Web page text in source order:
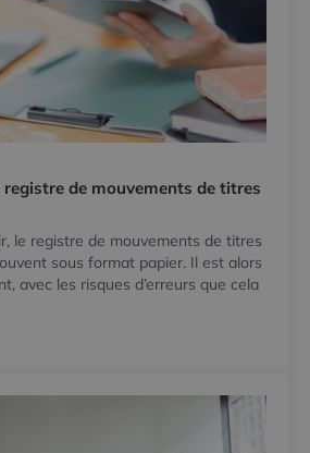
de mouvements de titres
le registre de mouvements de titres
sous format papier. Il est alors
avec les risques d’erreurs que cela